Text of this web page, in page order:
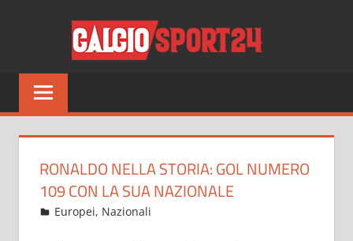
Tutto
sul
del
solo
RONALDO NELLA STORIA: GOL NUMERO
109 CON LA SUA NAZIONALE
Giugno 24, 2021
admin
Europei, Nazionali